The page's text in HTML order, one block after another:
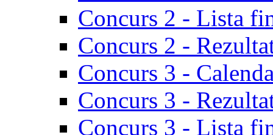
Concurs 2 - Lista
Concurs 2 -
Concurs 3 -
Concurs 3 -
Concurs 3 - Lista